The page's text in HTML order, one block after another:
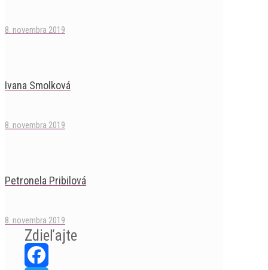
8. novembra 2019
Ivana Smolková
8. novembra 2019
Petronela Pribilová
8. novembra 2019
Zdieľajte